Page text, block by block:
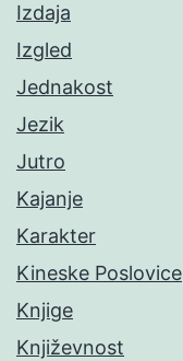
Izdaja
Izgled
Jednakost
Jezik
Jutro
Kajanje
Karakter
Kineske Poslovice
Knjige
Književnost